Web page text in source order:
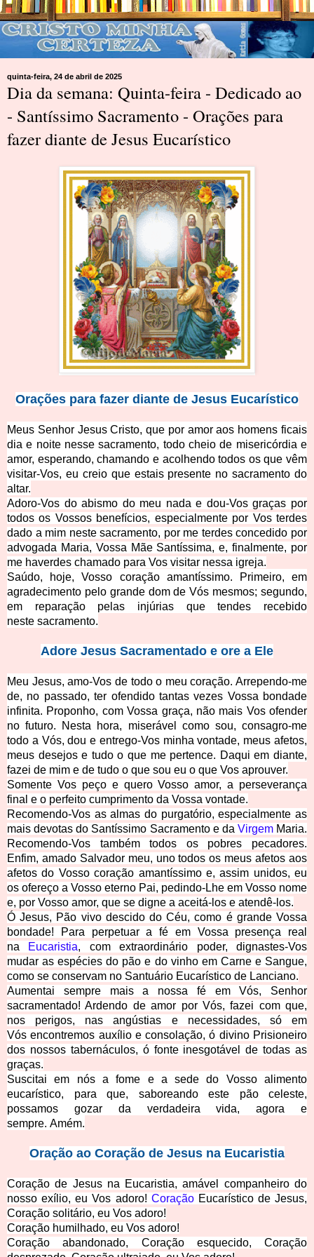
quinta-feira, 24 de abril de 2025
Dia da semana: Quinta-feira - Dedicado ao
- Santíssimo Sacramento - Orações para
fazer diante de Jesus Eucarístico
Orações para fazer diante de Jesus Eucarístico
Meus Senhor Jesus Cristo, que por amoraos homens ficais
dia e noite nesse sacramento, todo cheio de misericórdia e
amor, esperando, chamando e acolhendo todos os que vêm
visitar-­Vos, eu creio que estais presente no sacramento do
altar.
Adoro-Vos do abismo do meu nada e dou-­Vos graças por
todos os Vossos benefícios, especialmente por Vos terdes
dado a mim neste sacramento, por me terdes concedido por
advogada Maria, Vossa Mãe Santíssima, e, finalmente, por
me haverdes chamado para Vos visitar nessa igreja.
Saúdo, hoje, Vosso coração amantíssimo. Primeiro, em
agradecimento pelo grande dom de Vós mesmos; segundo,
em reparação pelas injúrias que tendes recebido
neste sacramento.
Adore Jesus Sacramentado e ore a Ele
Meu Jesus, amo-­Vos de todoo meu coração. Arrependo-­me
de, no passado, ter ofendido tantas vezes Vossa bondade
infinita. Proponho, com Vossa graça, não mais Vos ofender
no futuro. Nesta hora, miserável como sou, consagro-­me
todo a Vós, dou e entrego-Vos minha vontade, meus afetos,
meus desejos e tudo o que me pertence. Daqui em diante,
fazei de mim e de tudo o que sou eu o que Vos aprouver.
Somente Vos peço e quero Vosso amor, a perseverança
final e o perfeito cumprimento da Vossa vontade.
Recomendo-Vos as almas do purgatório, especialmente as
mais devotas do Santíssimo Sacramento e da Virgem Maria.
Recomendo-­Vos também todos os pobres pecadores.
Enfim, amado Salvador meu, uno todos os meus afetos aos
afetos do Vosso coração amantíssimo e, assim unidos, eu
os ofereço a Vosso eterno Pai, pedindo-­Lhe em Vosso nome
e, por Vosso amor, que se digne a aceitá-­los e atendê-­los.
Ó Jesus, Pão vivo descido do Céu, como é grande Vossa
bondade! Para perpetuar a fé em Vossa presença real
na
Eucaristia, com extraordinário poder, dignastes-Vos
mudar as espécies do pão e do vinho em Carne e Sangue,
como se conservam no Santuário Eucarístico de Lanciano.
Aumentai sempre mais a nossa fé em Vós, Senhor
sacramentado! Ardendo de amor por Vós, fazei com que,
nos perigos, nas angústias e necessidades, só em
Vós encontremos auxílio e consolação, ó divino Prisioneiro
dos nossos tabernáculos, ó fonte inesgotável de todas as
graças.
Suscitai em nós a fome e a sede do Vosso alimento
eucarístico, para que, saboreando este pão celeste,
possamos gozar da verdadeira vida, agora e
sempre. Amém.
Oração ao Coração de Jesus na Eucaristia
Coração de Jesus na Eucaristia, amável companheiro do
nosso exílio, eu Vos adoro! Coração Eucarístico de Jesus,
Coração solitário, eu Vos adoro!
Coração humilhado, eu Vos adoro!
Coração abandonado, Coração esquecido, Coração